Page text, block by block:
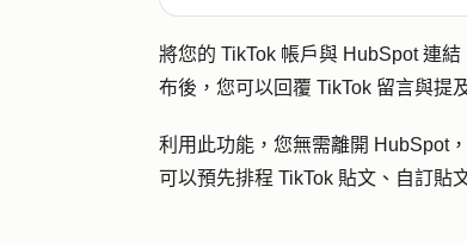
將您的 TikTok 帳戶與 HubSpot 連
布後，您可以回覆 TikTok 留言與提
利用此功能，您無需離開 HubSpot
可以預先排程 TikTok 貼文、自訂貼